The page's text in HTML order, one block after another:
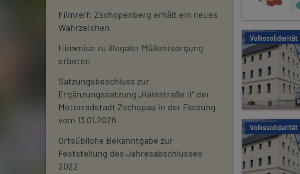
Filmreif: Zschopenberg erhält ein neues
Wahrzeichen
Hinweise zu illegaler Müllentsorgung
erbeten
Satzungsbeschluss zur
Ergänzungssatzung „Hainstraße II“ der
Motorradstadt Zschopau in der Fassung
vom 13.01.2026
Ortsübliche Bekanntgabe zur
Feststellung des Jahresabschlusses
2022
Volkssolidarität
Volkssolidarität